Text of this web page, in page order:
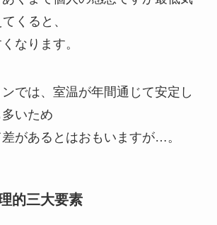
くると、
なります。
では、室温が年間通じて安定し
いため
があるとはおもいますが…。
的三大要素